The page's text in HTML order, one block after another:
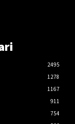
2495
1278
1167
911
754